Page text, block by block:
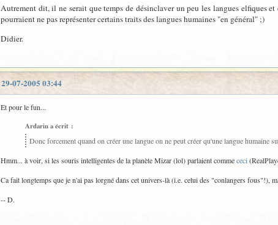
Autrement dit, il ne serait que temps de désinclaver un peu les langues elfiques
pourraient ne pas représenter certains traits des langues humaines "en général" ;)
Didier.
29-07-2005 03:44
Et pour le fun...
Ardarin a écrit :
Donc forcement quand on créer une langue on ne peut créer qu'une langue humaine
Hmm... à voir, si les souris intelligentes de la planète Mizar (lol) parlaient commececi
Ca fait longtemps que je n'ai pas lorgné dans cet univers-là (i.e. celui des "conlangers fous"!),
-- D.